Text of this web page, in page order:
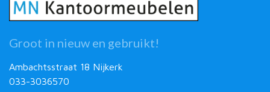
Groot in nieuw en gebruikt!
Ambachtsstraat 18 Nijkerk
033-3036570